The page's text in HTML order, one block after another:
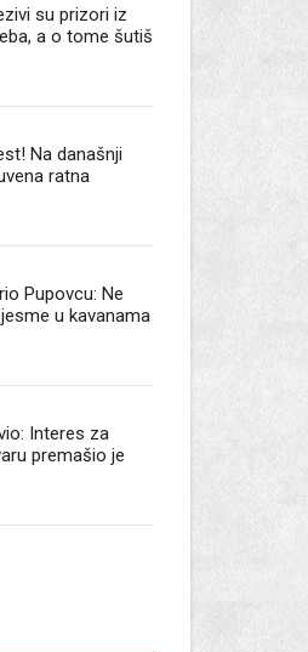
su prizori iz
a o tome šutiš
Na današnji
ratna
Pupovcu: Ne
u kavanama
Interes za
premašio je